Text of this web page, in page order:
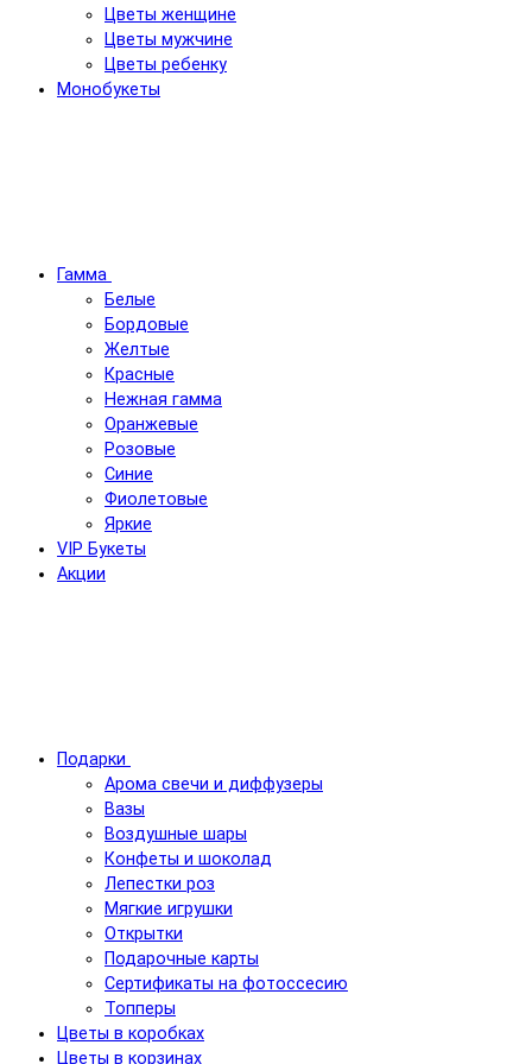
Цветы женщине
Цветы мужчине
Цветы ребенку
Монобукеты
Гамма
Белые
Бордовые
Желтые
Красные
Нежная гамма
Оранжевые
Розовые
Синие
Фиолетовые
Яркие
VIP Букеты
Акции
Подарки
Арома свечи и диффузеры
Вазы
Воздушные шары
Конфеты и шоколад
Лепестки роз
Мягкие игрушки
Открытки
Подарочные карты
Сертификаты на фотоссесию
Топперы
Цветы в коробках
Цветы в корзинах